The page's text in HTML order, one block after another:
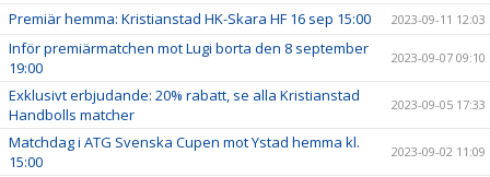
Premiär hemma: Kristianstad HK-Skara HF 16 sep 15:00 2023-09-11 12:03
Inför premiärmatchen mot Lugi borta den 8 september
19:00
2023-09-07 09:10
Exklusivt erbjudande: 20% rabatt, se alla Kristianstad
Handbolls matcher
2023-09-05 17:33
Matchdag i ATG Svenska Cupen mot Ystad hemma kl.
15:00
2023-09-02 11:09